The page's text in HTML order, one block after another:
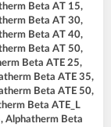
Beta AT 15,
Beta AT 30,
Beta AT 40,
Beta AT 50,
Beta ATE 25,
Beta ATE 35,
Beta ATE 50,
Beta ATE_L
Alphatherm Beta